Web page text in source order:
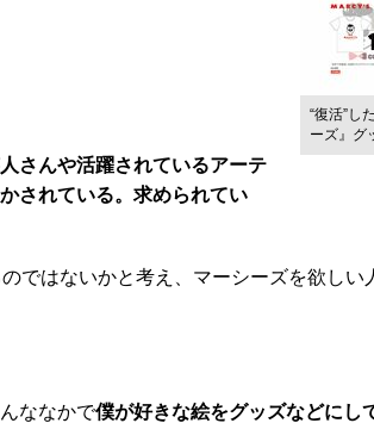
“復活”し
ーズ』グ
さんや活躍されているアーテ
されている。求められてい
ではないかと考え、マーシーズを欲しい
ななかで僕が好きな絵をグッズなどにし